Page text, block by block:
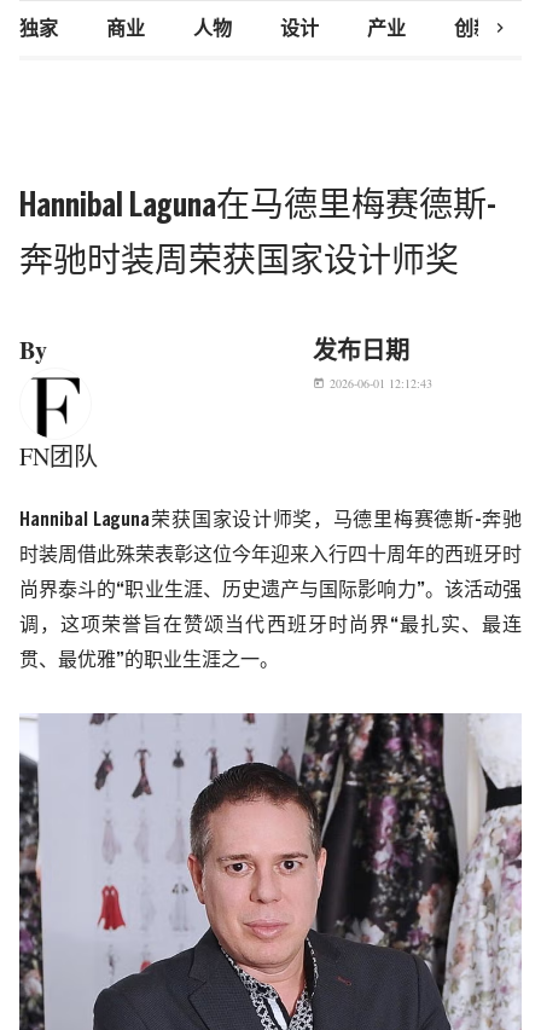
独家 商业 人物 设计 产业 创新研究
chevron_right
Hannibal Laguna在马德里梅赛德斯-
奔驰时装周荣获国家设计师奖
By
FN团队
发布日期
today 2026-06-01 12:12:43
Hannibal Laguna 荣获国家设计师奖，马德里梅赛德斯-奔驰
时装周借此殊荣表彰这位今年迎来入行四十周年的西班牙时
尚界泰斗的“职业生涯、历史遗产与国际影响力”。该活动强
调，这项荣誉旨在赞颂当代西班牙时尚界“最扎实、最连
贯、最优雅”的职业生涯之一。